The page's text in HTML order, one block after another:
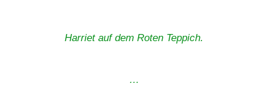
Harriet auf dem Roten Teppich.
…